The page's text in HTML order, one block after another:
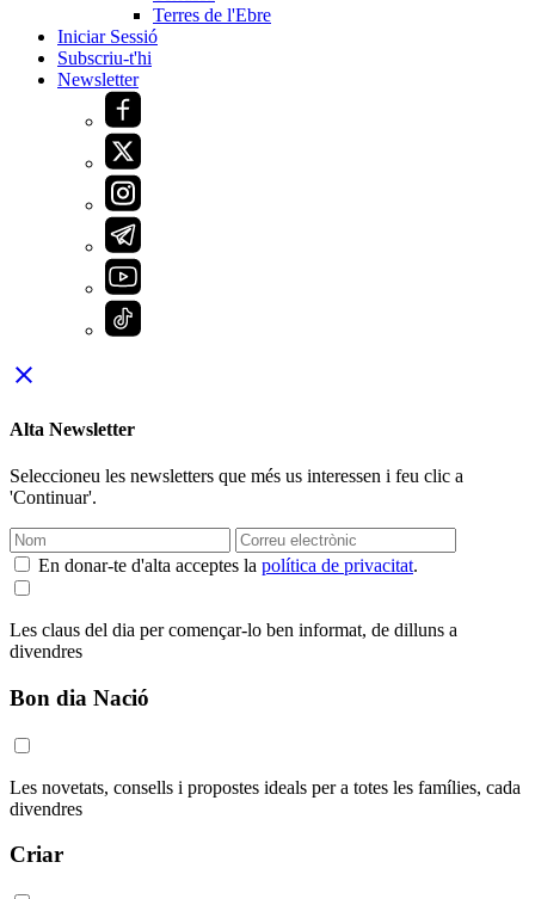
Terres de l'Ebre
Iniciar Sessió
Subscriu-t'hi
Newsletter
close
Alta Newsletter
Seleccioneu les newsletters que més us interessen i feu clic a
'Continuar'.
En donar-te d'alta acceptes la política de privacitat.
Les claus del dia per començar-lo ben informat, de dilluns a
divendres
Bon dia Nació
Les novetats, consells i propostes ideals per a totes les famílies, cada
divendres
Criar